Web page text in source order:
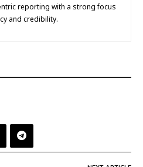
reporting with a strong focus
and credibility.